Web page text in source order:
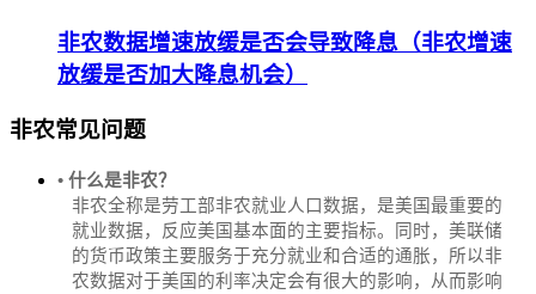
非农数据增速放缓是否会导致降息（非农增速
放缓是否加大降息机会）
非农常见问题
• 什么是非农？
非农全称是劳工部非农就业人口数据，是美国最重要的
就业数据，反应美国基本面的主要指标。同时，美联储
的货币政策主要服务于充分就业和合适的通胀，所以非
农数据对于美国的利率决定会有很大的影响，从而影响